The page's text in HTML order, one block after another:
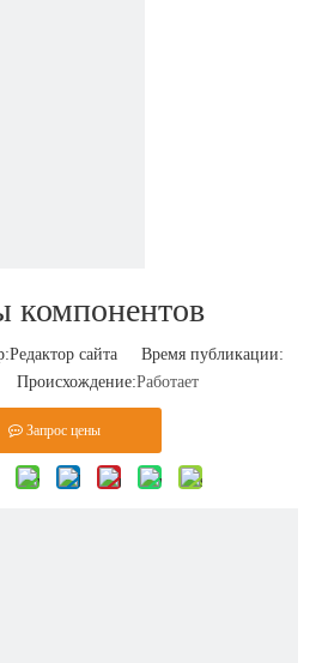
компонентов
сайта Время публикации:
Работает
Запрос цены